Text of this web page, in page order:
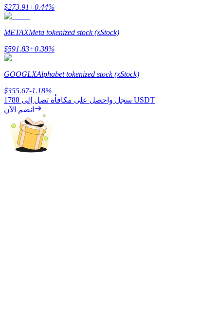
الإحالة
قم بدعوة صديق لتحصل على مكافآت نقدية
BTC Welcome Rewards
$273.91+0.44%
METAXMeta tokenized stock (xStock)
$591.83+0.38%
GOOGLXAlphabet tokenized stock (xStock)
$355.67-1.18%
سجل واحصل على مكافأة تصل إلى 1788 USDT
انضم الآن